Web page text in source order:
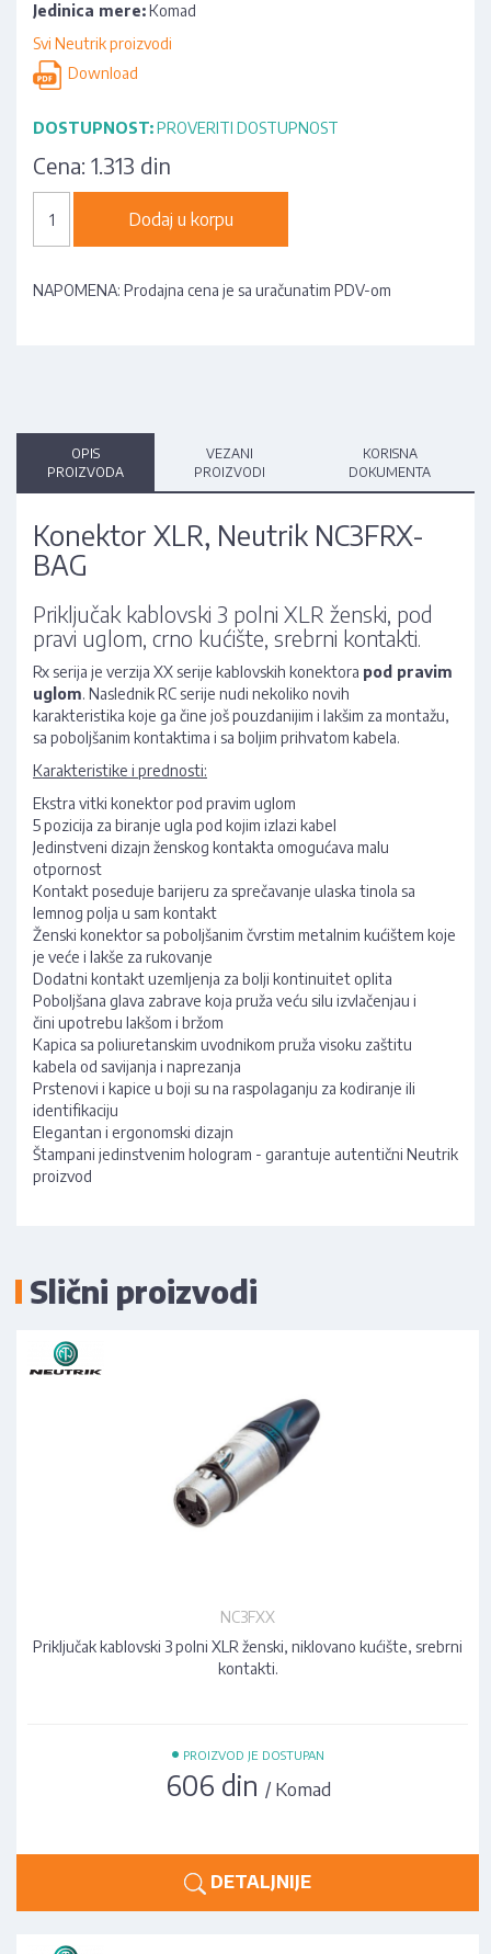
Jedinica mere:Komad
Svi Neutrik proizvodi
Download
DOSTUPNOST:PROVERITI DOSTUPNOST
Cena: 1.313 din
Dodaj u korpu
NAPOMENA: Prodajna cena je sa uračunatim PDV-om
OPIS
PROIZVODA
VEZANI
PROIZVODI
KORISNA
DOKUMENTA
Konektor XLR, Neutrik NC3FRX-
BAG
Priključak kablovski 3 polni XLR ženski, pod
pravi uglom, crno kućište, srebrni kontakti.
Rx serija je verzija XX serije kablovskih konektora pod pravim
uglom. Naslednik RC serije nudi nekoliko novih
karakteristika koje ga čine još pouzdanijim i lakšim za montažu,
sa poboljšanim kontaktima i sa boljim prihvatom kabela.
Karakteristike i prednosti:
Ekstra vitki konektor pod pravim uglom
5 pozicija za biranje ugla pod kojim izlazi kabel
Jedinstveni dizajn ženskog kontakta omogućava malu
otpornost
Kontakt poseduje barijeru za sprečavanje ulaska tinola sa
lemnog polja u sam kontakt
Ženski konektor sa poboljšanim čvrstim metalnim kućištem koje
je veće i lakše za rukovanje
Dodatni kontakt uzemljenja za bolji kontinuitet oplita
Poboljšana glava zabrave koja pruža veću silu izvlačenjau i
čini upotrebu lakšom i bržom
Kapica sa poliuretanskim uvodnikom pruža visoku zaštitu
kabela od savijanja i naprezanja
Prstenovi i kapice u boji su na raspolaganju za kodiranje ili
identifikaciju
Elegantan i ergonomski dizajn
Štampani jedinstvenim hologram - garantuje autentični Neutrik
proizvod
Slični proizvodi
NC3FXX
Priključak kablovski 3 polni XLR ženski, niklovano kućište, srebrni
kontakti.
• PROIZVOD JE DOSTUPAN
606 din / Komad
DETALJNIJE